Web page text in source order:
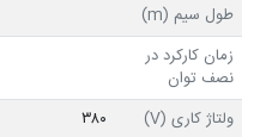
طول سیم (m)
زمان کارکرد در
نصف توان
ولتاژ کاری (V)
۳۸۰